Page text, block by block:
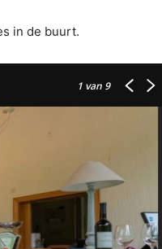
in de buurt.
1 van 9